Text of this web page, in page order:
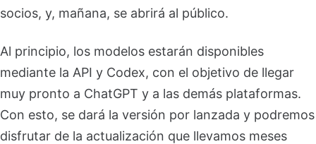
socios, y, mañana, se abrirá al público.
Al principio, los modelos estarán disponibles
mediante la API y Codex, con el objetivo de llegar
muy pronto a ChatGPT y a las demás plataformas.
Con esto, se dará la versión por lanzada y podremos
disfrutar de la actualización que llevamos meses